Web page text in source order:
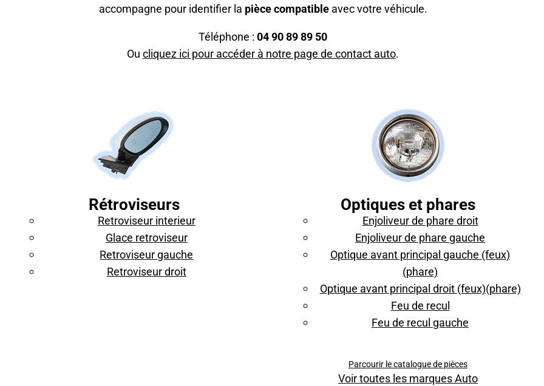
accompagne pour identifier la pièce compatibleavec votre véhicule.
Téléphone : 04 90 89 89 50
Ou cliquez ici pour accéder à notre page de contact auto.
Rétroviseurs
Retroviseur interieur
Glace retroviseur
Retroviseur gauche
Retroviseur droit
Optiques et phares
Enjoliveur de phare droit
Enjoliveur de phare gauche
Optique avant principal gauche (feux)
(phare)
Optique avant principal droit (feux)(phare)
Feu de recul
Feu de recul gauche
Parcourir le catalogue de pièces
Voir toutes les marques Auto